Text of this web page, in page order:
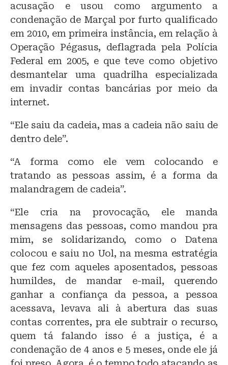
acusação e usou como argumento a
condenação de Marçal por furto qualificado
em 2010, em primeira instância, em relação à
Operação Pégasus, deflagrada pela Polícia
Federal em 2005, e que teve como objetivo
desmantelar uma quadrilha especializada
em invadir contas bancárias por meio da
internet.
“Ele saiu da cadeia, mas a cadeia não saiu de
dentro dele”.
“A forma como ele vem colocando e
tratando as pessoas assim, é a forma da
malandragem de cadeia”.
“Ele cria na provocação, ele manda
mensagens das pessoas, como mandou pra
mim, se solidarizando, como o Datena
colocou e saiu no Uol, na mesma estratégia
que fez com aqueles aposentados, pessoas
humildes, de mandar e-mail, querendo
ganhar a confiança da pessoa, a pessoa
acessava, levava ali à abertura das suas
contas correntes, pra ele subtrair o recurso,
quem tá falando isso é a justiça, é a
condenação de 4 anos e 5 meses, onde ele já